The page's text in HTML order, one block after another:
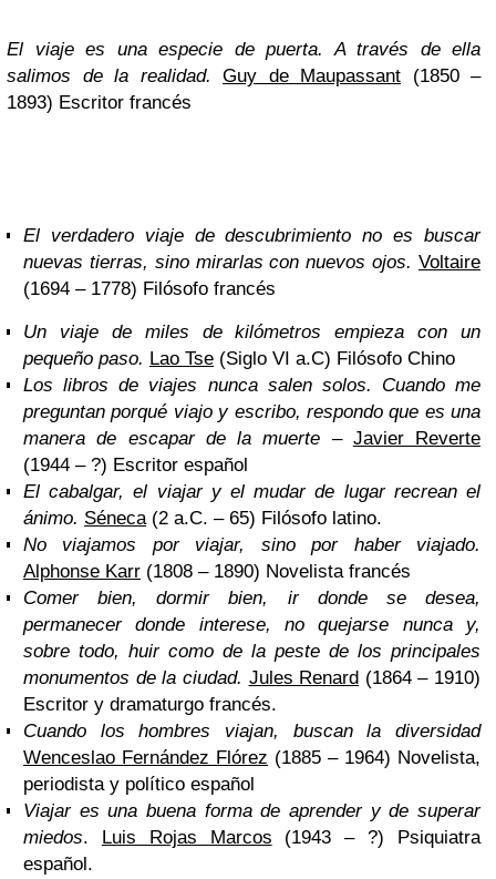
El viaje es una especie de puerta. A través de ella
salimos de la realidad. Guy de Maupassant (1850 –
1893) Escritor francés
El verdadero viaje de descubrimiento no es buscar
nuevas tierras, sino mirarlas con nuevos ojos. Voltaire
(1694 – 1778) Filósofo francés
Un viaje de miles de kilómetros empieza con un
pequeño paso. Lao Tse (Siglo VI a.C) Filósofo Chino
Los libros de viajes nunca salen solos. Cuando me
preguntan porqué viajo y escribo, respondo que es una
manera de escapar de la muerte – Javier Reverte
(1944 – ?) Escritor español
El cabalgar, el viajar y el mudar de lugar recrean el
ánimo. Séneca(2 a.C. – 65) Filósofo latino.
No viajamos por viajar, sino por haber viajado.
Alphonse Karr (1808 – 1890) Novelista francés
Comer bien, dormir bien, ir donde se desea,
permanecer donde interese, no quejarse nunca y,
sobre todo, huir como de la peste de los principales
monumentos de la ciudad. Jules Renard (1864 – 1910)
Escritor y dramaturgo francés.
Cuando los hombres viajan, buscan la diversidad
Wenceslao Fernández Flórez (1885 – 1964) Novelista,
periodista y político español
Viajar es una buena forma de aprender y de superar
miedos. Luis Rojas Marcos (1943 – ?) Psiquiatra
español.